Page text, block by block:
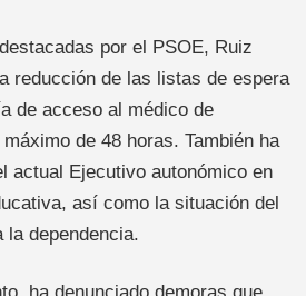
por el PSOE, Ruiz
reducción de las listas de espera
de acceso al médico de
de 48 horas. También ha
actual Ejecutivo autonómico en
así como la situación del
la dependencia.